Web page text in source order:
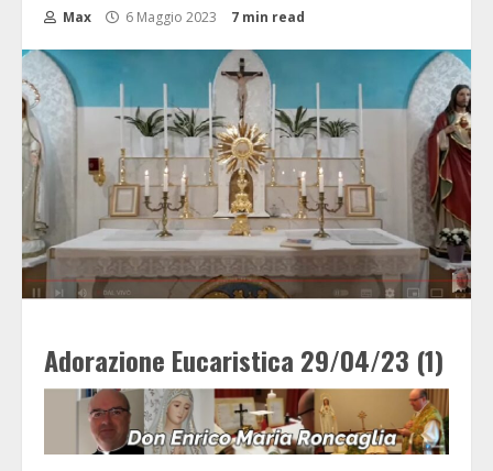
Max 6 Maggio 2023 7 min read
Adorazione Eucaristica 29/04/23 (1)